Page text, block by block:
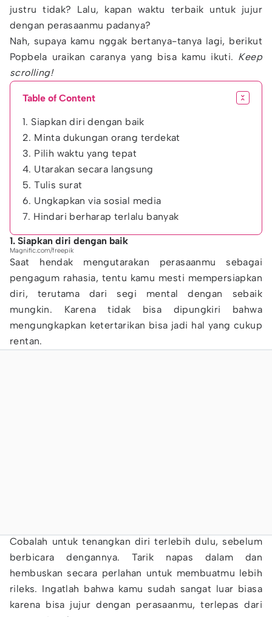
justru tidak? Lalu, kapan waktu terbaik untuk jujur
dengan perasaanmu padanya?
Nah, supaya kamu nggak bertanya-tanya lagi, berikut
Popbela uraikan caranya yang bisa kamu ikuti. Keep
scrolling!
Table of Content
1. Siapkan diri dengan baik
2. Minta dukungan orang terdekat
3. Pilih waktu yang tepat
4. Utarakan secara langsung
5. Tulis surat
6. Ungkapkan via sosial media
7. Hindari berharap terlalu banyak
1. Siapkan diri dengan baik
Magnific.com/freepik
Saat hendak mengutarakan perasaanmu sebagai
pengagum rahasia, tentu kamu mesti mempersiapkan
diri, terutama dari segi mental dengan sebaik
mungkin. Karena tidak bisa dipungkiri bahwa
mengungkapkan ketertarikan bisa jadi hal yang cukup
rentan.
Cobalah untuk tenangkan diri terlebih dulu, sebelum
berbicara dengannya. Tarik napas dalam dan
hembuskan secara perlahan untuk membuatmu lebih
rileks. Ingatlah bahwa kamu sudah sangat luar biasa
karena bisa jujur dengan perasaanmu, terlepas dari